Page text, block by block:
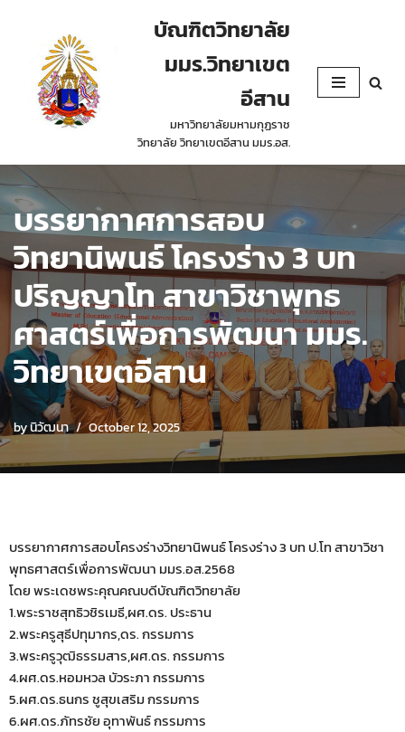
content
บัณฑิตวิทยาลัย
มมร.วิทยาเขต
อีสาน
มหาวิทยาลัยมหามกุฏราช
วิทยาลัย วิทยาเขตอีสาน มมร.อส.
บรรยากาศการสอบ
วิทยานิพนธ์ โครงร่าง 3 บท
ปริญญาโท สาขาวิชาพุทธ
ศาสตร์เพื่อการพัฒนา มมร.
วิทยาเขตอีสาน
byนิวัฒนา October 12, 2025
บรรยากาศการสอบโครงร่างวิทยานิพนธ์ โครงร่าง 3 บท ป.โท สาขาวิชา
พุทธศาสตร์เพื่อการพัฒนา มมร.อส.2568
โดย พระเดชพระคุณคณบดีบัณฑิตวิทยาลัย
1.พระราชสุทธิวชิรเมธี,ผศ.ดร. ประธาน
2.พระครูสุธีปทุมากร,ดร. กรรมการ
3.พระครูวุฒิธรรมสาร,ผศ.ดร. กรรมการ
4.ผศ.ดร.หอมหวล บัวระภา กรรมการ
5.ผศ.ดร.ธนกร ชูสุขเสริม กรรมการ
6.ผศ.ดร.ภัทรชัย อุทาพันธ์ กรรมการ